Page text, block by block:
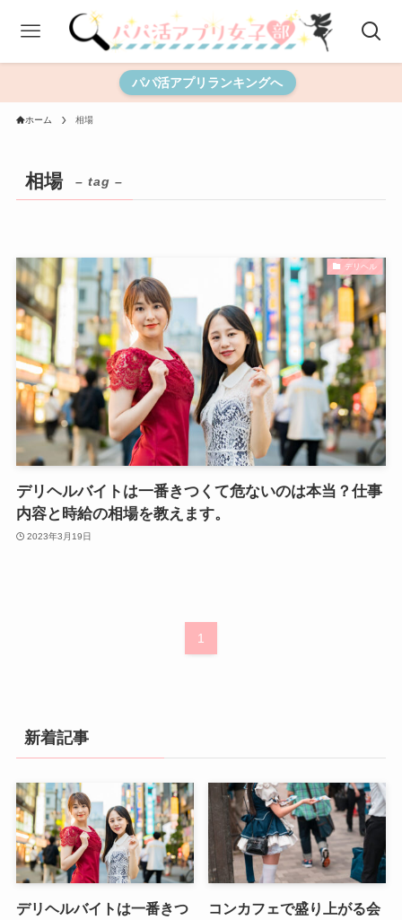
パパ活アプリランキングへ
ホーム 相場
相場 – tag –
デリヘル
デリヘルバイトは一番きつくて危ないのは本当？仕事
内容と時給の相場を教えます。
2023年3月19日
1
新着記事
デリヘルバイトは一番きつ
コンカフェで盛り上がる会